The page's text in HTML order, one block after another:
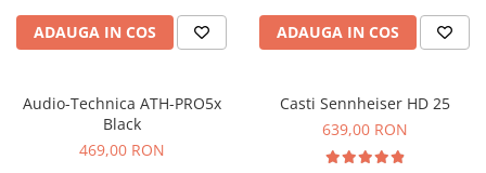
Capsule de microfon
Microfoane de broadcast
Microfoane de instrumente
Microfoane de masurare si
ADAUGA IN COS ADAUGA IN COS
Audio-Technica ATH-PRO5x
Black
469,00 RON
Casti Sennheiser HD 25
639,00 RON